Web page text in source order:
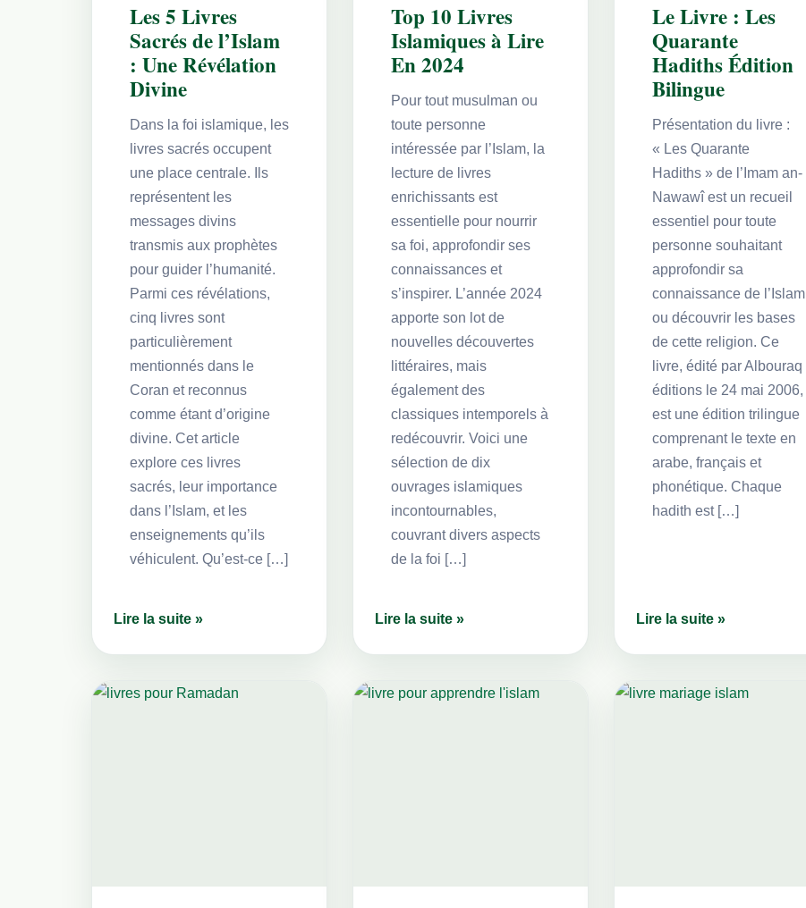
Les 5 Livres
Sacrés de l’Islam
: Une Révélation
Divine
Dans la foi islamique, les
livres sacrés occupent
une place centrale. Ils
représentent les
messages divins
transmis aux prophètes
pour guider l’humanité.
Parmi ces révélations,
cinq livres sont
particulièrement
mentionnés dans le
Coran et reconnus
comme étant d’origine
divine. Cet article
explore ces livres
sacrés, leur importance
dans l’Islam, et les
enseignements qu’ils
véhiculent. Qu’est-ce […]
Lire la suite »
Top 10 Livres
Islamiques à Lire
En 2024
Pour tout musulman ou
toute personne
intéressée par l’Islam, la
lecture de livres
enrichissants est
essentielle pour nourrir
sa foi, approfondir ses
connaissances et
s’inspirer. L’année 2024
apporte son lot de
nouvelles découvertes
littéraires, mais
également des
classiques intemporels à
redécouvrir. Voici une
sélection de dix
ouvrages islamiques
incontournables,
couvrant divers aspects
de la foi […]
Lire la suite »
Le Livre : Les
Quarante
Hadiths Édition
Bilingue
Présentation du livre :
« Les Quarante
Hadiths » de l’Imam an-
Nawawî est un recueil
essentiel pour toute
personne souhaitant
approfondir sa
connaissance de l’Islam
ou découvrir les bases
de cette religion. Ce
livre, édité par Albouraq
éditions le 24 mai 2006,
est une édition trilingue
comprenant le texte en
arabe, français et
phonétique. Chaque
hadith est […]
Lire la suite »